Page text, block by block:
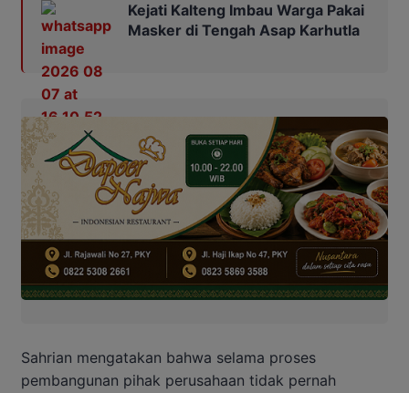
Kejati Kalteng Imbau Warga Pakai
Masker di Tengah Asap Karhutla
Sahrian mengatakan bahwa selama proses
pembangunan pihak perusahaan tidak pernah